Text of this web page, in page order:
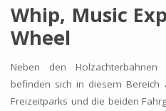
Whip, Music
Wheel
Neben den
befinden sich in diesem Bereich
Freizeitparks und die beiden